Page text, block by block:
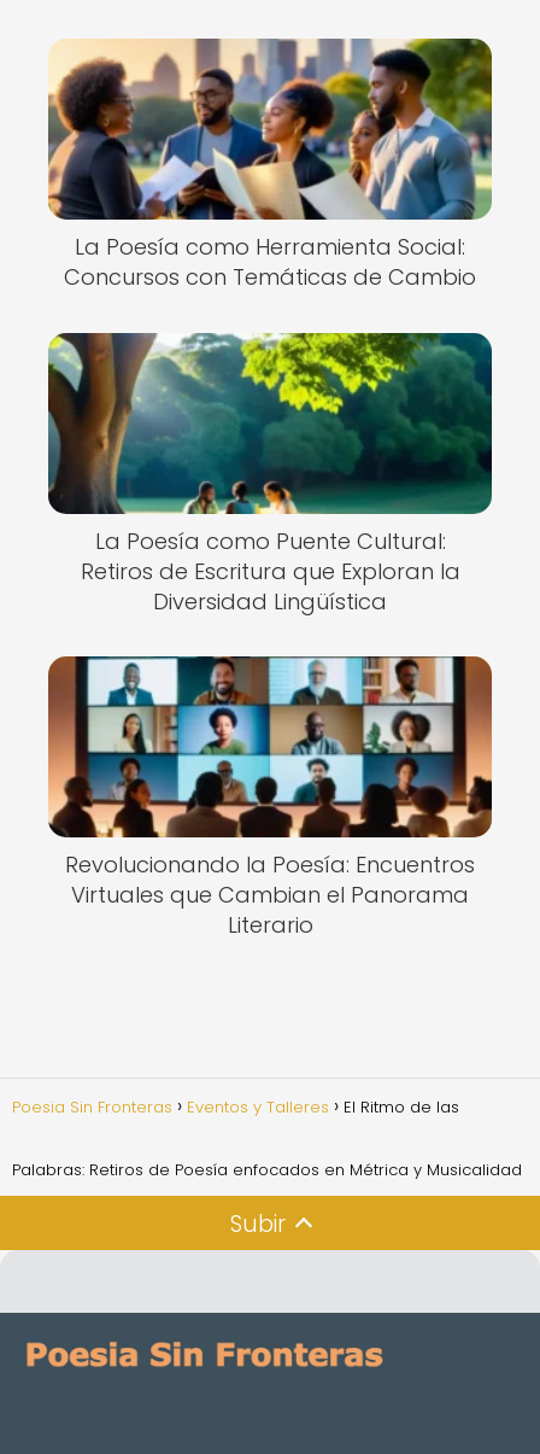
La Poesía como Herramienta Social:
Concursos con Temáticas de Cambio
La Poesía como Puente Cultural:
Retiros de Escritura que Exploran la
Diversidad Lingüística
Revolucionando la Poesía: Encuentros
Virtuales que Cambian el Panorama
Literario
Poesia Sin Fronteras Eventos y Talleres El Ritmo de las
Palabras: Retiros de Poesía enfocados en Métrica y Musicalidad
Subir